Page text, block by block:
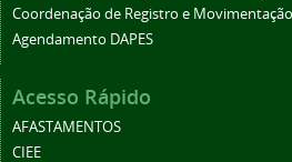
Coordenação de Registro e
Agendamento DAPES
Acesso Rápido
AFASTAMENTOS
CIEE